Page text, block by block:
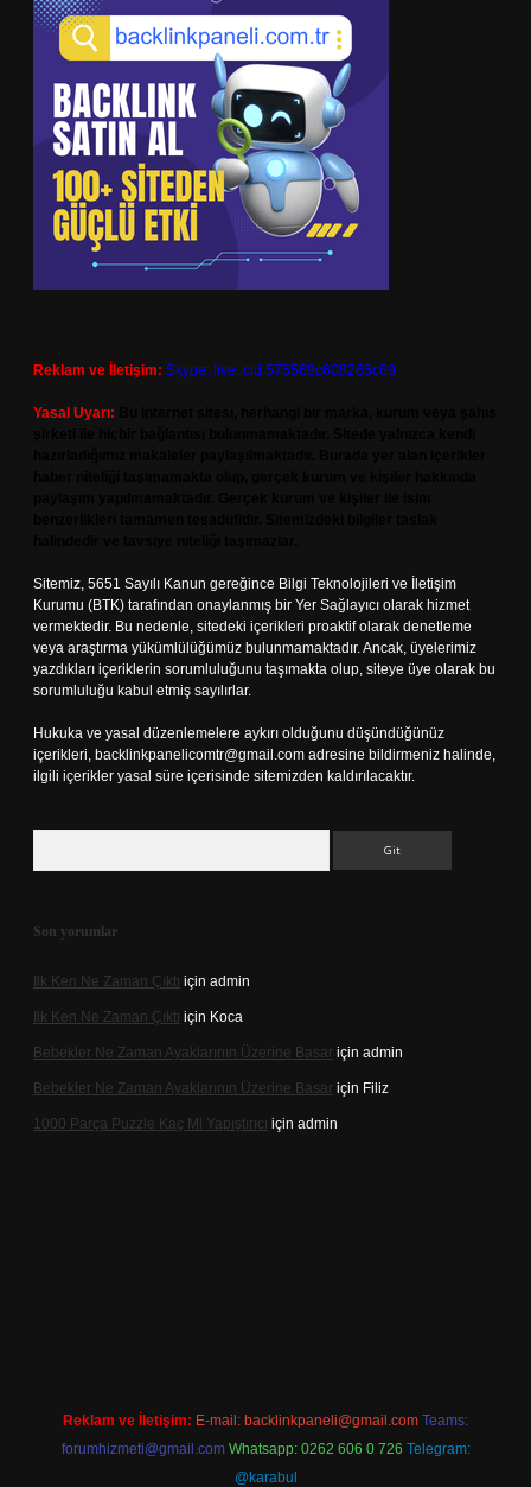
Reklam ve İletişim: Skype: live:.cid.575569c608265c69
Yasal Uyarı:
Sitemiz, 5651 Sayılı Kanun gereğince Bilgi Teknolojileri ve İletişim
Kurumu (BTK) tarafından onaylanmış bir Yer Sağlayıcı olarak hizmet
vermektedir. Bu nedenle, sitedeki içerikleri proaktif olarak denetleme
veya araştırma yükümlülüğümüz bulunmamaktadır. Ancak, üyelerimiz
yazdıkları içeriklerin sorumluluğunu taşımakta olup, siteye üye olarak bu
sorumluluğu kabul etmiş sayılırlar.
Hukuka ve yasal düzenlemelere aykırı olduğunu düşündüğünüz
içerikleri, backlinkpanelicomtr@gmail.com adresine bildirmeniz halinde,
ilgili içerikler yasal süre içerisinde sitemizden kaldırılacaktır.
Son yorumlar
Ilk Ken Ne Zaman Çıktı için admin
Ilk Ken Ne Zaman Çıktı için Koca
Bebekler Ne Zaman Ayaklarının Üzerine Basar için admin
Bebekler Ne Zaman Ayaklarının Üzerine Basar için Filiz
1000 Parça Puzzle Kaç Ml Yapıştırıcı için admin
Reklam ve İletişim: E-mail: backlinkpaneli@gmail.com Teams:
forumhizmeti@gmail.com Whatsapp: 0262 606 0 726 Telegram:
@karabul